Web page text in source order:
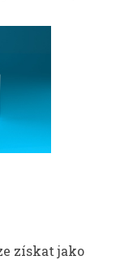
získat jako